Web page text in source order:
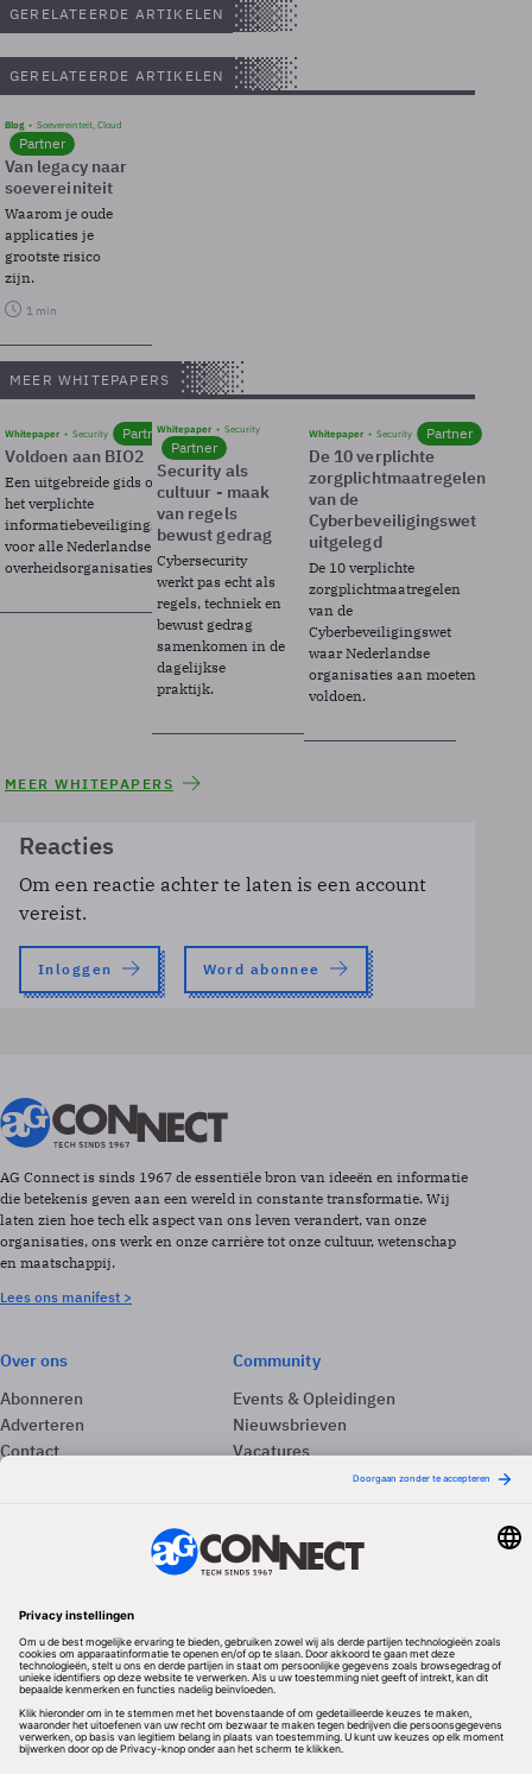
GERELATEERDE ARTIKELEN
GERELATEERDE ARTIKELEN
Blog Soevereinteit, Cloud
Partner
Van legacy naar
soevereiniteit
Waarom je oude
applicaties je
grootste risico
zijn.
1 min
MEER WHITEPAPERS
Whitepaper Security Partner
Voldoen aan BIO2
Een uitgebreide gids over BIO2,
het verplichte
informatiebeveiligingsframework
voor alle Nederlandse
overheidsorganisaties.
Whitepaper Security
Partner
Security als
cultuur - maak
van regels
bewust gedrag
Cybersecurity
werkt pas echt als
regels, techniek en
bewust gedrag
samenkomen in de
dagelijkse
praktijk.
Whitepaper Security Partner
De 10 verplichte
zorgplichtmaatregelen
van de
Cyberbeveiligingswet
uitgelegd
De 10 verplichte
zorgplichtmaatregelen
van de
Cyberbeveiligingswet
waar Nederlandse
organisaties aan moeten
voldoen.
MEER WHITEPAPERS
Reacties
Om een reactie achter te laten is een account
vereist.
Inloggen Word abonnee
AG Connect is sinds 1967 de essentiële bron van ideeën en informatie
die betekenis geven aan een wereld in constante transformatie. Wij
laten zien hoe tech elk aspect van ons leven verandert, van onze
organisaties, ons werk en onze carrière tot onze cultuur, wetenschap
en maatschappij.
Lees ons manifest >
Over ons
Abonneren
Adverteren
Contact
Community
Events & Opleidingen
Nieuwsbrieven
Vacatures
Redactionele partner